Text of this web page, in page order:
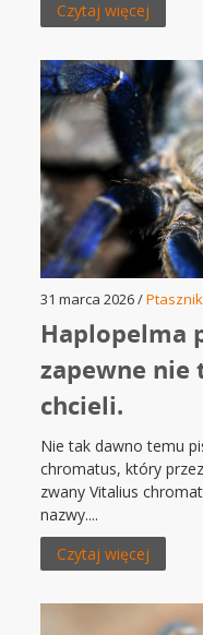
Czytaj więcej
31 marca 2026 /
Haplopelma
zapewne nie
chcieli.
Nie tak dawno temu
chromatus, który
zwany Vitalius
nazwy....
Czytaj więcej